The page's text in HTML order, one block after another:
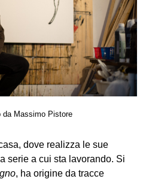
da Massimo Pistore
dove realizza le sue
serie a cui sta lavorando. Si
, ha origine da tracce